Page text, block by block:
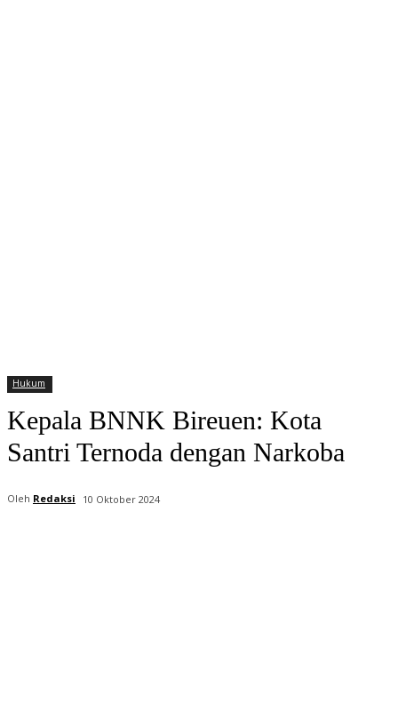
Hukum
Kepala BNNK Bireuen: Kota
Santri Ternoda dengan Narkoba
Oleh Redaksi 10 Oktober 2024